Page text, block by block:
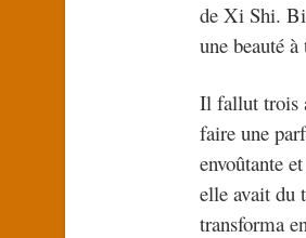
de Xi Shi.
une beauté
Il fallut trois
faire une
envoûtante
elle avait du
transforma